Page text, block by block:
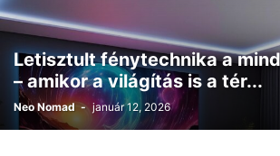
Letisztult fénytechnika a
– amikor a világítás is a tér...
Neo Nomad - január 12, 2026